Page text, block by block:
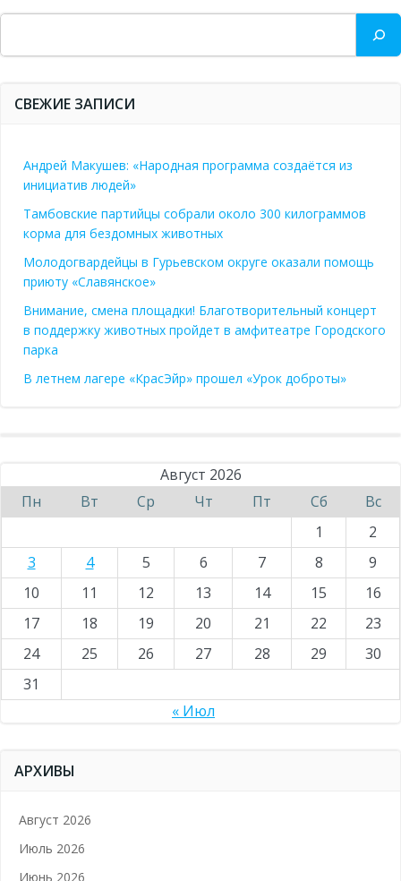
Поиск
СВЕЖИЕ ЗАПИСИ
Андрей Макушев: «Народная программа создаётся из
инициатив людей»
Тамбовские партийцы собрали около 300 килограммов
корма для бездомных животных
Молодогвардейцы в Гурьевском округе оказали помощь
приюту «Славянское»
Внимание, смена площадки! Благотворительный концерт
в поддержку животных пройдет в амфитеатре Городского
парка
В летнем лагере «КрасЭйр» прошел «Урок доброты»
Август 2026
Пн
Вт Ср Чт Пт Сб
Вс
1
2
3
4 5 6 7 8
9
10
11 12 13 14 15
16
17
18 19 20 21 22
23
24
25 26 27 28 29
30
31
« Июл
АРХИВЫ
Август 2026
Июль 2026
Июнь 2026